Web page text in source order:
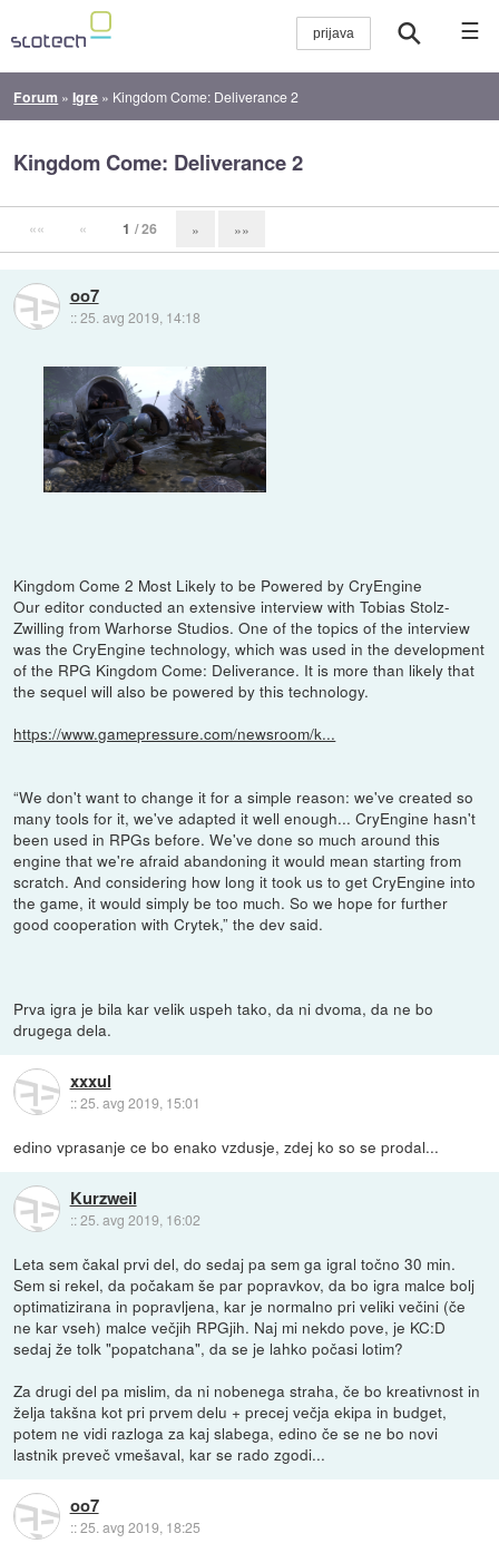
☰
Forum »Igre » Kingdom Come: Deliverance 2
Kingdom Come: Deliverance 2
«« « 1 / 26 » »»
oo7
::25. avg 2019, 14:18
Kingdom Come 2 Most Likely to be Powered by CryEngine
Our editor conducted an extensive interview with Tobias Stolz-
Zwilling from Warhorse Studios. One of the topics of the interview
was the CryEngine technology, which was used in the development
of the RPG Kingdom Come: Deliverance. It is more than likely that
the sequel will also be powered by this technology.
https://www.gamepressure.com/newsroom/k...
“We don't want to change it for a simple reason: we've created so
many tools for it, we've adapted it well enough... CryEngine hasn't
been used in RPGs before. We've done so much around this
engine that we're afraid abandoning it would mean starting from
scratch. And considering how long it took us to get CryEngine into
the game, it would simply be too much. So we hope for further
good cooperation with Crytek,” the dev said.
Prva igra je bila kar velik uspeh tako, da ni dvoma, da ne bo
drugega dela.
xxxul
::25. avg 2019, 15:01
edino vprasanje ce bo enako vzdusje, zdej ko so se prodal...
Kurzweil
::25. avg 2019, 16:02
Leta sem čakal prvi del, do sedaj pa sem ga igral točno 30 min.
Sem si rekel, da počakam še par popravkov, da bo igra malce bolj
optimatizirana in popravljena, kar je normalno pri veliki večini (če
ne kar vseh) malce večjih RPGjih. Naj mi nekdo pove, je KC:D
sedaj že tolk "popatchana", da se je lahko počasi lotim?
Za drugi del pa mislim, da ni nobenega straha, če bo kreativnost in
želja takšna kot pri prvem delu + precej večja ekipa in budget,
potem ne vidi razloga za kaj slabega, edino če se ne bo novi
lastnik preveč vmešaval, kar se rado zgodi...
oo7
::25. avg 2019, 18:25